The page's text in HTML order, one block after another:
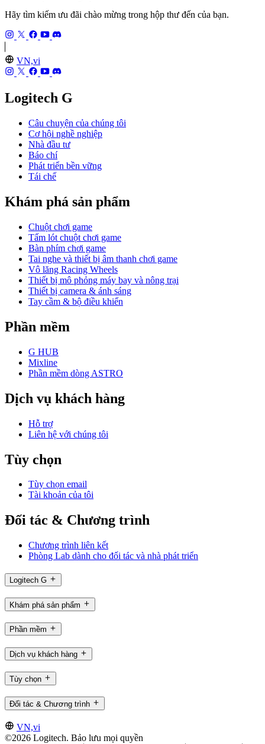
Hãy tìm kiếm ưu đãi chào mừng trong hộp thư đến của bạn.
VN,vi
Logitech G
Câu chuyện của chúng tôi
Cơ hội nghề nghiệp
Nhà đầu tư
Báo chí
Phát triển bền vững
Tái chế
Khám phá sản phẩm
Chuột chơi game
Tấm lót chuột chơi game
Bàn phím chơi game
Tai nghe và thiết bị âm thanh chơi game
Vô lăng Racing Wheels
Thiết bị mô phỏng máy bay và nông trại
Thiết bị camera & ánh sáng
Tay cầm & bộ điều khiển
Phần mềm
G HUB
Mixline
Phần mềm dòng ASTRO
Dịch vụ khách hàng
Hỗ trợ
Liên hệ với chúng tôi
Tùy chọn
Tùy chọn email
Tài khoản của tôi
Đối tác & Chương trình
Chương trình liên kết
Phòng Lab dành cho đối tác và nhà phát triển
Logitech G
Khám phá sản phẩm
Phần mềm
Dịch vụ khách hàng
Tùy chọn
Đối tác & Chương trình
VN,vi
©2026 Logitech. Bảo lưu mọi quyền